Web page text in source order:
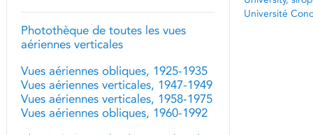
Université
Photothèque de toutes les vues
aériennes verticales
Vues aériennes obliques, 1925-1935
Vues aériennes verticales, 1947-1949
Vues aériennes verticales, 1958-1975
Vues aériennes obliques, 1960-1992